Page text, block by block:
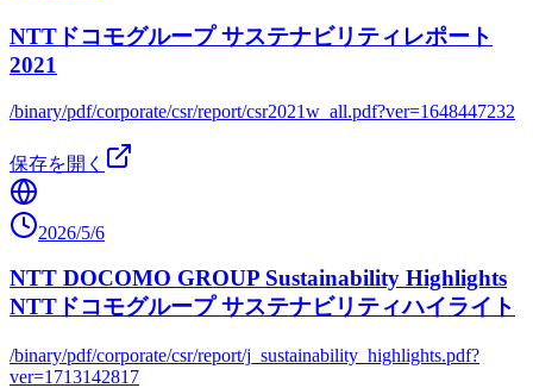
NTTドコモグループ サステナビリティレポート
2021
/binary/pdf/corporate/csr/report/csr2021w_all.pdf?ver=1648447232
保存を開く
2026/5/6
NTT DOCOMO GROUP Sustainability Highlights
NTTドコモグループ サステナビリティハイライト
/binary/pdf/corporate/csr/report/j_sustainability_highlights.pdf?
ver=1713142817